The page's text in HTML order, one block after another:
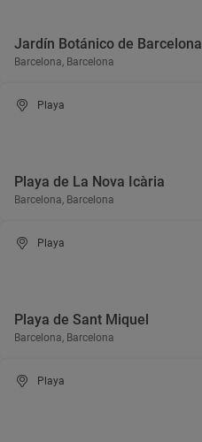
Jardín Botánico de Barcelona
Barcelona, Barcelona
Playa
Playa de La Nova Icària
Barcelona, Barcelona
Playa
Playa de Sant Miquel
Barcelona, Barcelona
Playa